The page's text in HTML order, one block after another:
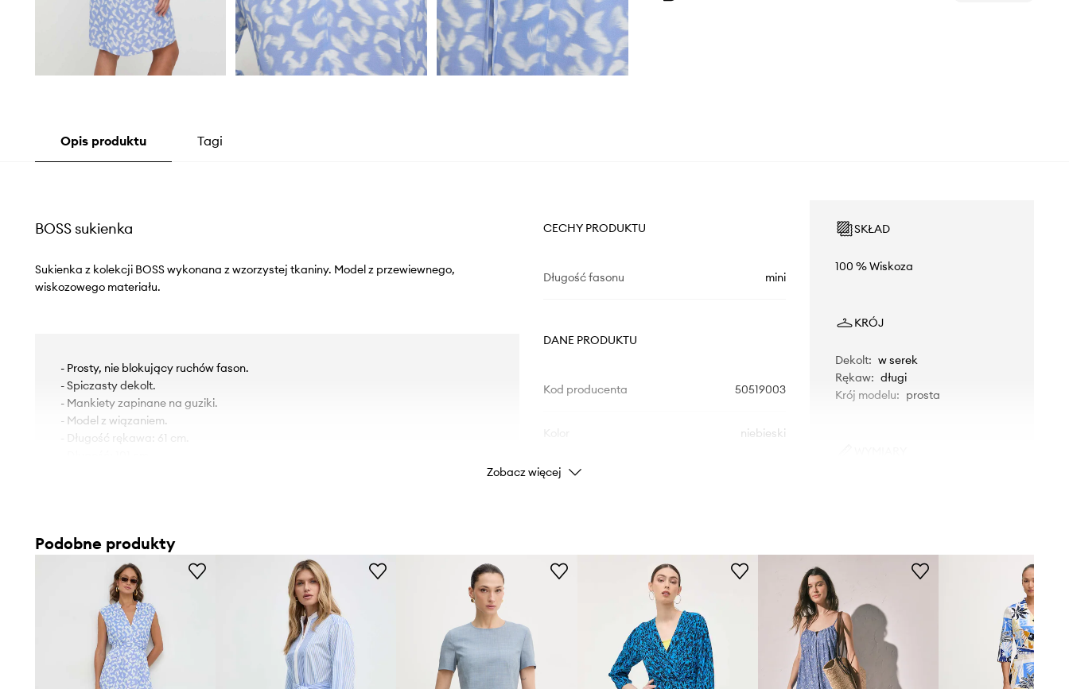
Opis produktu Tagi
BOSS sukienka
Sukienka z kolekcji BOSS wykonana z wzorzystej tkaniny. Model z przewiewnego,
wiskozowego materiału.
- Prosty, nie blokujący ruchów fason.
- Spiczasty dekolt.
- Mankiety zapinane na guziki.
- Model z wiązaniem.
- Długość rękawa: 61 cm.
CECHY PRODUKTU
Długość fasonu mini
DANE PRODUKTU
Kod producenta 50519003
niebieski
Marka
ID Produktu
SKŁAD
100 % Wiskoza
KRÓJ
Dekolt: w serek
Rękaw: długi
Krój modelu: prosta
Tabela rozmiarów
Zobacz więcej
Podobne produkty